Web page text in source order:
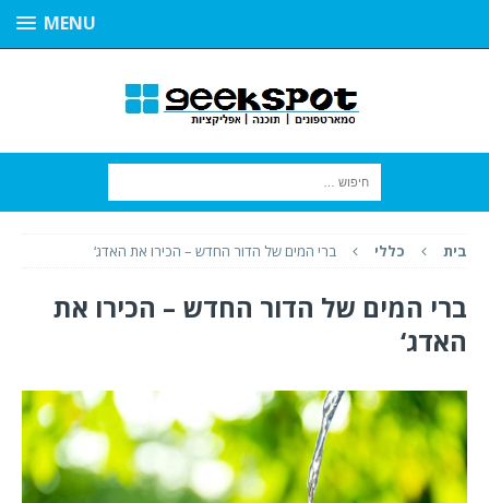
MENU
בית כללי ברי המים של הדור החדש – הכירו את האדג‘
ברי המים של הדור החדש – הכירו את
האדג‘